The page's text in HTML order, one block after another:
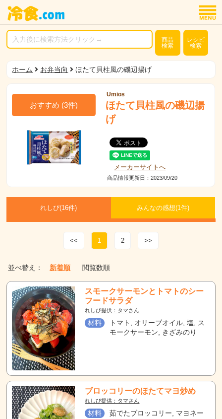
商品
検索
レシピ
検索
ホーム お弁当向 ほたて貝柱風の磯辺揚げ
おすすめ (3件)
Umios
ほたて貝柱風の磯辺揚
げ
メーカーサイトへ
商品情報更新日：2023/09/20
れしぴ(16件) みんなの感想(1件)
<< 1 2 >>
並べ替え： 新着順 閲覧数順
スモークサーモンとトマトのシー
フードサラダ
れしぴ提供：タマさん
材料
トマト, オリーブオイル, 塩, ス
モークサーモン, きざみのり
ブロッコリーのほたてマヨ炒め
れしぴ提供：タマさん
材料
茹でたブロッコリー, マヨネー